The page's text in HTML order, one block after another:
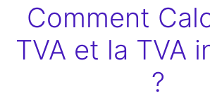
Comment
TVA et la TVA
?